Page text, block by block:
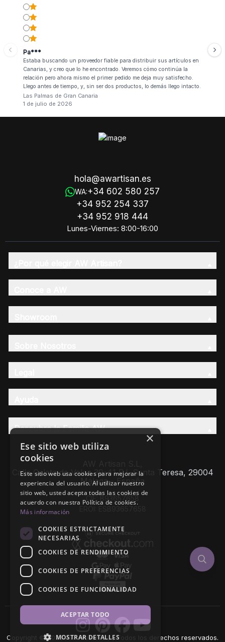
Pa***
Estaba buscando un proveedor fiable para distribuir sus artículos en
Canarias, y creo que lo he encontrado. Veremos cómo continúa la
relación pero ahora mismo el primer pedido me deja muy satisfecho.
Llego antes de tiempo, y, sin ser dos productos, lo demás llego intacto.
Las Palmas de Gran Canaria
1 de julio de 2026
hola@awartisan.es
WA:+34 602 580 257
+34 952 254 337
+34 952 918 444
Lunes-Viernes: 8:00-16:00
Descubre la Familia AW
Calle Caleta de Velez 39-41 P.I. Santa Teresa, 29004
Málaga - España
CIF: B93657658
Copyright © 2026 AW Artisan S.L., Todos los derechos reservados.
×
Ese sitio web utiliza
cookies
Este sitio web usa cookies para mejorar la
experiencia del usuario. Al utilizar nuestro
sitio web, usted acepta todas las cookies de
acuerdo con nuestra Política de cookies.
Más información
COOKIES ESTRICTAMENTE
NECESARIAS
COOKIES DE RENDIMIENTO
COOKIES DE PREFERENCIAS
COOKIES DE FUNCIONALIDAD
ACEPTAR TODO
MOSTRAR DETALLES